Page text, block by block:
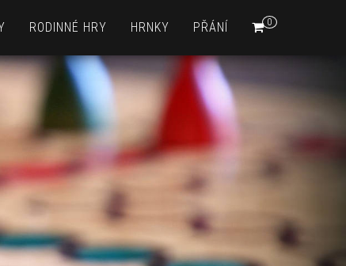
0
RODINNÉ HRY HRNKY PŘÁNÍ